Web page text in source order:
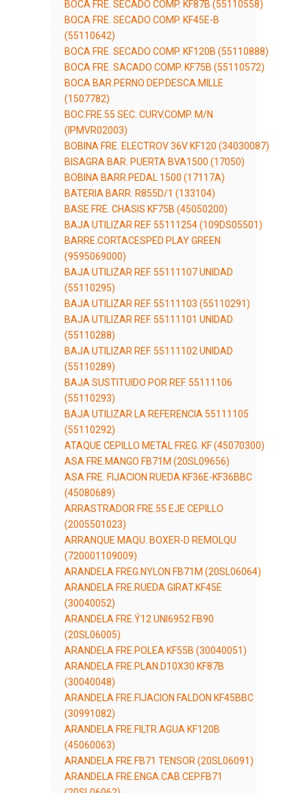
BOCA FRE. SECADO COMP. KF87B (55110558)
BOCA FRE. SECADO COMP. KF45E-B
(55110642)
BOCA FRE. SECADO COMP. KF120B (55110888)
BOCA FRE. SACADO COMP. KF75B (55110572)
BOCA BAR.PERNO DEP.DESCA.MILLE
(1507782)
BOC.FRE.55 SEC. CURV.COMP. M/N
(IPMVR02003)
BOBINA FRE. ELECTROV 36V KF120 (34030087)
BISAGRA BAR. PUERTA BVA1500 (17050)
BOBINA BARR.PEDAL 1500 (17117A)
BATERIA BARR. R855D/1 (133104)
BASE FRE. CHASIS KF75B (45050200)
BAJA UTILIZAR REF. 55111254 (109DS05501)
BARRE.CORTACESPED PLAY GREEN
(9595069000)
BAJA UTILIZAR REF. 55111107 UNIDAD
(55110295)
BAJA UTILIZAR REF. 55111103 (55110291)
BAJA UTILIZAR REF. 55111101 UNIDAD
(55110288)
BAJA UTILIZAR REF. 55111102 UNIDAD
(55110289)
BAJA SUSTITUIDO POR REF. 55111106
(55110293)
BAJA UTILIZAR LA REFERENCIA 55111105
(55110292)
ATAQUE CEPILLO METAL FREG. KF (45070300)
ASA FRE.MANGO FB71M (20SL09656)
ASA FRE. FIJACION RUEDA KF36E-KF36BBC
(45080689)
ARRASTRADOR FRE.55 EJE CEPILLO
(2005501023)
ARRANQUE MAQU. BOXER-D REMOLQU
(720001109009)
ARANDELA FREG.NYLON FB71M (20SL06064)
ARANDELA FRE.RUEDA GIRAT.KF45E
(30040052)
ARANDELA FRE.Ý12 UNI6952 FB90
(20SL06005)
ARANDELA FRE.POLEA KF55B (30040051)
ARANDELA FRE.PLAN.D10X30 KF87B
(30040048)
ARANDELA FRE.FIJACION FALDON KF45BBC
(30991082)
ARANDELA FRE.FILTR.AGUA KF120B
(45060063)
ARANDELA FRE.FB71 TENSOR (20SL06091)
ARANDELA FRE.ENGA.CAB.CEP.FB71